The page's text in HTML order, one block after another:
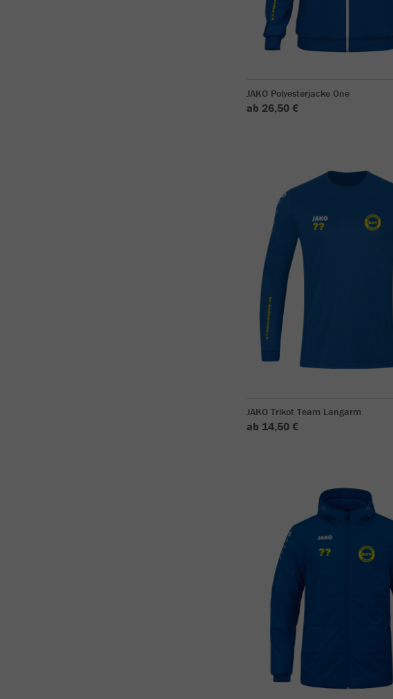
JAKO Polyesterjacke One
ab 26,50 €
JAKO Trikot Team Langarm
ab 14,50 €